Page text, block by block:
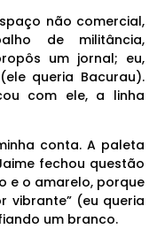
não comercial,
de militância,
um jornal; eu,
queria Bacurau).
com ele, a linha
conta. A paleta
fechou questão
e o amarelo, porque
vibrante” (eu queria
um branco.